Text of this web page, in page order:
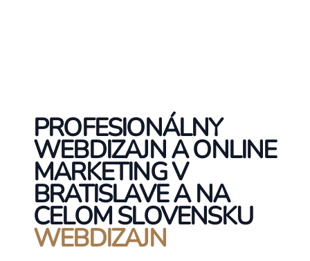
PROFESIONÁLNY
WEBDIZAJN A ONLINE
MARKETING V
BRATISLAVE A NA
CELOM SLOVENSKU
WEBDIZAJN